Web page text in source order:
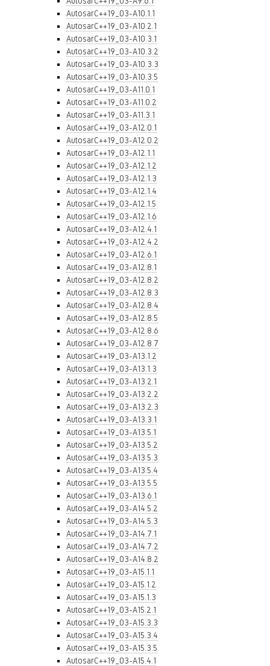
AutosarC++19_03-A10.1.1
AutosarC++19_03-A10.2.1
AutosarC++19_03-A10.3.1
AutosarC++19_03-A10.3.2
AutosarC++19_03-A10.3.3
AutosarC++19_03-A10.3.5
AutosarC++19_03-A11.0.1
AutosarC++19_03-A11.0.2
AutosarC++19_03-A11.3.1
AutosarC++19_03-A12.0.1
AutosarC++19_03-A12.0.2
AutosarC++19_03-A12.1.1
AutosarC++19_03-A12.1.2
AutosarC++19_03-A12.1.3
AutosarC++19_03-A12.1.4
AutosarC++19_03-A12.1.5
AutosarC++19_03-A12.1.6
AutosarC++19_03-A12.4.1
AutosarC++19_03-A12.4.2
AutosarC++19_03-A12.6.1
AutosarC++19_03-A12.8.1
AutosarC++19_03-A12.8.2
AutosarC++19_03-A12.8.3
AutosarC++19_03-A12.8.4
AutosarC++19_03-A12.8.5
AutosarC++19_03-A12.8.6
AutosarC++19_03-A12.8.7
AutosarC++19_03-A13.1.2
AutosarC++19_03-A13.1.3
AutosarC++19_03-A13.2.1
AutosarC++19_03-A13.2.2
AutosarC++19_03-A13.2.3
AutosarC++19_03-A13.3.1
AutosarC++19_03-A13.5.1
AutosarC++19_03-A13.5.2
AutosarC++19_03-A13.5.3
AutosarC++19_03-A13.5.4
AutosarC++19_03-A13.5.5
AutosarC++19_03-A13.6.1
AutosarC++19_03-A14.5.2
AutosarC++19_03-A14.5.3
AutosarC++19_03-A14.7.1
AutosarC++19_03-A14.7.2
AutosarC++19_03-A14.8.2
AutosarC++19_03-A15.1.1
AutosarC++19_03-A15.1.2
AutosarC++19_03-A15.1.3
AutosarC++19_03-A15.2.1
AutosarC++19_03-A15.3.3
AutosarC++19_03-A15.3.4
AutosarC++19_03-A15.3.5
AutosarC++19_03-A15.4.1